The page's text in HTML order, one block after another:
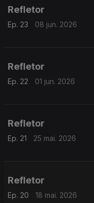
Refletor
Ep. 23 08 jun. 2026
Refletor
Ep. 22 01 jun. 2026
Refletor
Ep. 21 25 mai. 2026
Refletor
Ep. 20 18 mai. 2026